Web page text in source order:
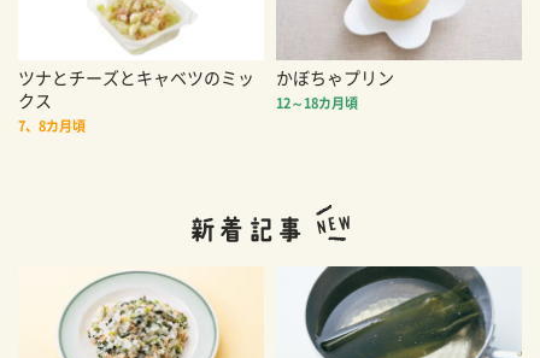
ツナとチーズとキャベツのミッ
クス
7、8カ月頃
かぼちゃプリン
12～18カ月頃